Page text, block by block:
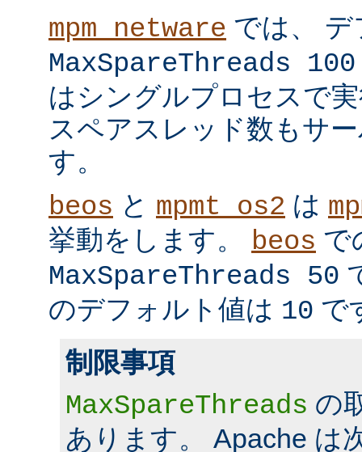
mpm_netware では、
MaxSpareThreads 100
はシングルプロセスで
スペアスレッド数もサ
す。
beos と mpmt_os2 は
挙動をします。 beos で
MaxSpareThreads 50
のデフォルト値は 10 で
制限事項
MaxSpareThreads の
あります。 Apache は